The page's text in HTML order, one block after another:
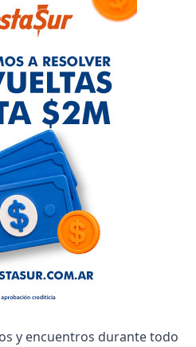
y encuentros durante todo